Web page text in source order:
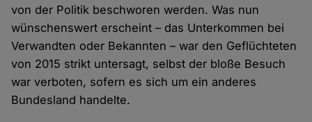
von der Politik beschworen werden. Was nun
wünschenswert erscheint – das Unterkommen bei
Verwandten oder Bekannten – war den Geflüchteten
von 2015 strikt untersagt, selbst der bloße Besuch
war verboten, sofern es sich um ein anderes
Bundesland handelte.